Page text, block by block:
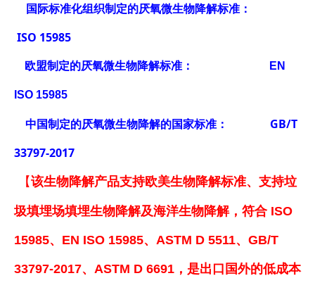
国际标准化组织制定的厌氧微生物降解标准：
ISO 15985
欧盟制定的厌氧微生物降解标准： EN
ISO 15985
中国制定的厌氧微生物降解的国家标准： GB/T
33797-2017
【该生物降解产品支持欧美生物降解标准、 支持垃
圾填埋场填埋生物降解及海洋生物降解，符合 ISO
15985、 EN ISO 15985、ASTM D 5511、GB/T
33797-2017、 ASTM D 6691 ，是出口国外的低成本